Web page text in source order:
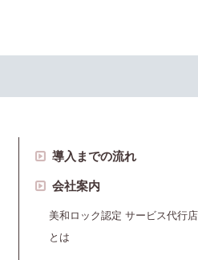
導入までの流れ
会社案内
美和ロック認定 サービス代行
とは